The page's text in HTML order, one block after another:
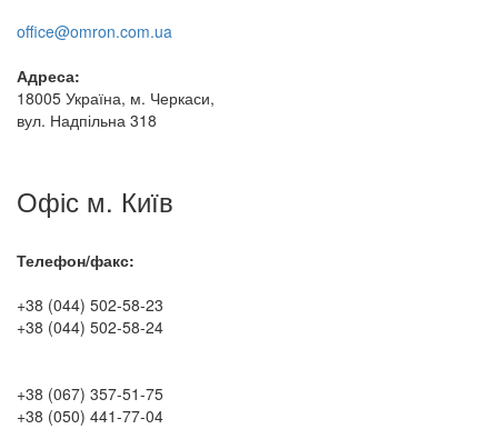
office@omron.com.ua
Адреса:
18005 Україна, м. Черкаси,
вул. Надпільна 318
Офіс м. Київ
Телефон/факс:
+38 (044) 502-58-23
+38 (044) 502-58-24
+38 (067) 357-51-75
+38 (050) 441-77-04